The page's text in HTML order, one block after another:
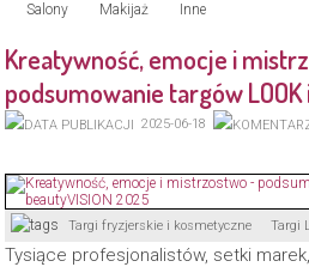
Salony
Makijaż Inne
Kreatywność, emocje i
podsumowanie targów
2025-06-18
Targi fryzjerskie i kosmetyczne Targi
Tysiące profesjonalistów, setki